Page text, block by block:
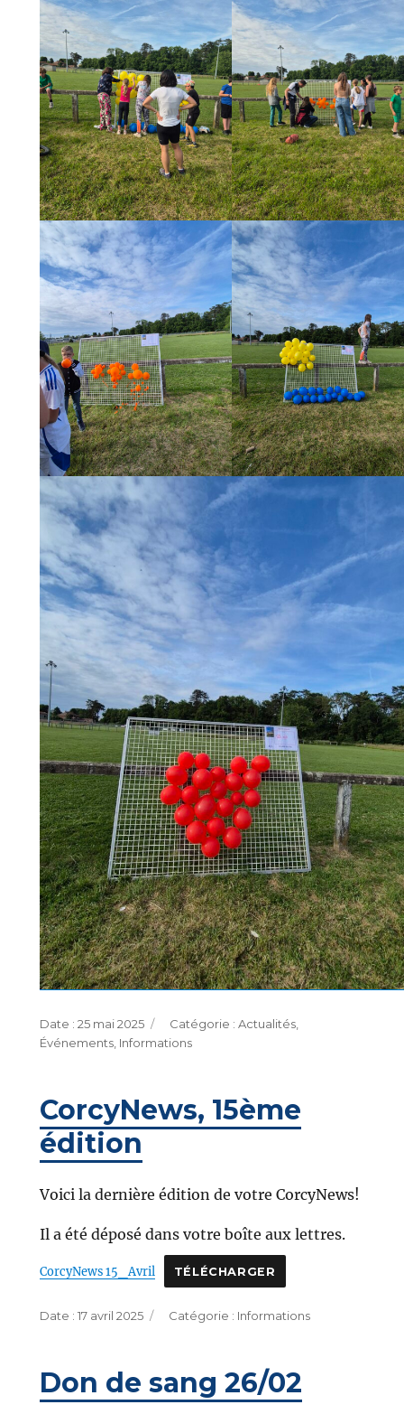
Publié
le
25 mai 2025 Catégories
Actualités,
Événements, Informations
CorcyNews, 15ème
édition
Voici la dernière édition de votre CorcyNews!
Il a été déposé dans votre boîte aux lettres.
CorcyNews 15_Avril TÉLÉCHARGER
Publié
17 avril 2025 Catégories
Informations
Don de sang 26/02